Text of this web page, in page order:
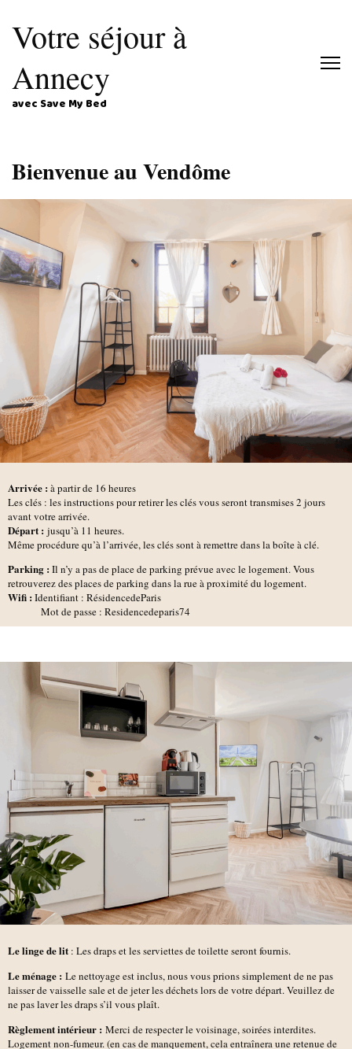
Votre séjour à
Annecy
avec Save My Bed
Bienvenue au Vendôme
Arrivée : à partir de 16 heures
Les clés : les instructions pour retirer les clés vous seront transmises 2 jours
avant votre arrivée.
Départ : jusqu’à 11 heures.
Même procédure qu’à l’arrivée, les clés sont à remettre dans la boîte à clé.
Parking : Il n’y a pas de place de parking prévue avec le logement. Vous
retrouverez des places de parking dans la rue à proximité du logement.
Wifi : Identifiant : RésidencedeParis
Mot de passe : Residencedeparis74
Le linge de lit : Les draps et les serviettes de toilette seront fournis.
Le ménage : Le nettoyage est inclus, nous vous prions simplement de ne pas
laisser de vaisselle sale et de jeter les déchets lors de votre départ. Veuillez de
ne pas laver les draps s’il vous plaît.
Règlement intérieur : Merci de respecter le voisinage, soirées interdites.
Logement non-fumeur. (en cas de manquement, cela entraînera une retenue de